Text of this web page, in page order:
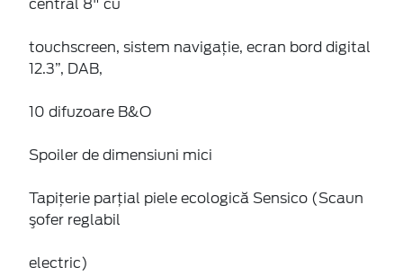
central 8" cu
touchscreen, sistem navigaţie, ecran bord digital
12.3”, DAB,
10 difuzoare B&O
Spoiler de dimensiuni mici
Tapiţerie parţial piele ecologică Sensico (Scaun
şofer reglabil
electric)